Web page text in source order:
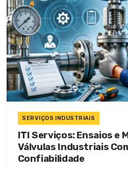
SERVIÇOS INDUSTRIAIS
ITI Serviços: Ensaios e
Válvulas Industriais
Confiabilidade